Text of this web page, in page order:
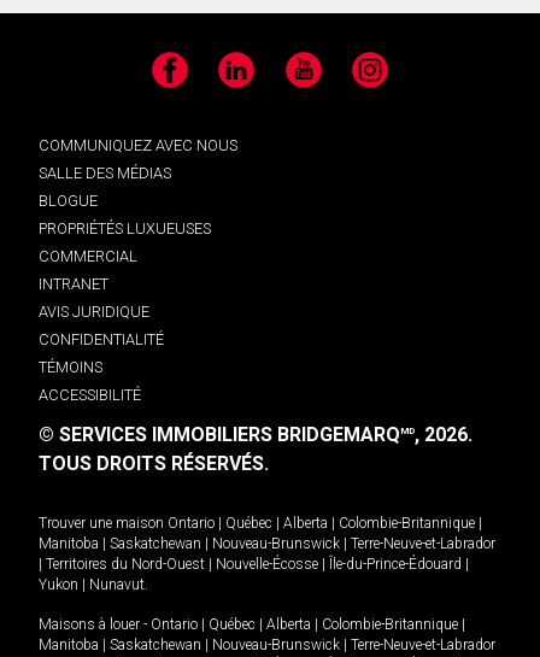
Facebook LinkedIn YouTube Instagram
COMMUNIQUEZ AVEC NOUS
SALLE DES MÉDIAS
BLOGUE
PROPRIÉTÉS LUXUEUSES
COMMERCIAL
INTRANET
AVIS JURIDIQUE
CONFIDENTIALITÉ
TÉMOINS
ACCESSIBILITÉ
© SERVICES IMMOBILIERS BRIDGEMARQMD, 2026.
TOUS DROITS RÉSERVÉS.
Trouver une maison Ontario | Québec | Alberta | Colombie-Britannique |
Manitoba | Saskatchewan | Nouveau-Brunswick | Terre-Neuve-et-Labrador
| Territoires du Nord-Ouest | Nouvelle-Écosse | Île-du-Prince-Édouard |
Yukon | Nunavut.
Maisons à louer - Ontario | Québec | Alberta | Colombie-Britannique |
Manitoba | Saskatchewan | Nouveau-Brunswick | Terre-Neuve-et-Labrador